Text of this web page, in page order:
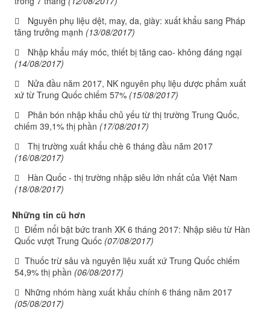
Nguyên phụ liệu dệt, may, da, giày: xuất khẩu sang Pháp
tăng trưởng mạnh (13/08/2017)
Nhập khẩu máy móc, thiết bị tăng cao- không đáng ngại
(14/08/2017)
Nửa đầu năm 2017, NK nguyên phụ liệu dược phẩm xuất
xứ từ Trung Quốc chiếm 57% (15/08/2017)
Phân bón nhập khẩu chủ yếu từ thị trường Trung Quốc,
chiếm 39,1% thị phần (17/08/2017)
Thị trường xuất khẩu chè 6 tháng đầu năm 2017
(16/08/2017)
Hàn Quốc - thị trường nhập siêu lớn nhất của Việt Nam
(18/08/2017)
Những tin cũ hơn
Điểm nổi bật bức tranh XK 6 tháng 2017: Nhập siêu từ Hàn
Quốc vượt Trung Quốc (07/08/2017)
Thuốc trừ sâu và nguyên liệu xuất xứ Trung Quốc chiếm
54,9% thị phần (06/08/2017)
Những nhóm hàng xuất khẩu chính 6 tháng năm 2017
(05/08/2017)